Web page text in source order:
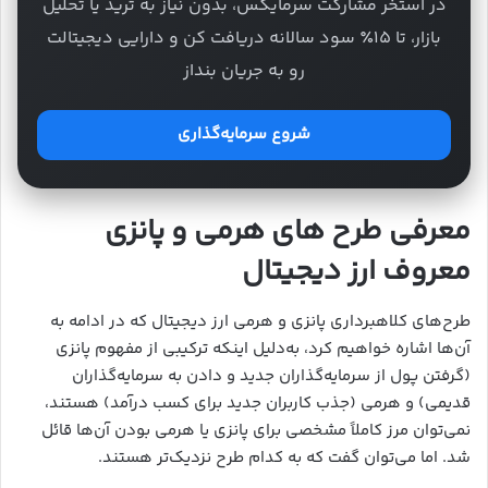
در استخر مشارکت سرمایکس، بدون نیاز به ترید یا تحلیل
بازار، تا ۱۵٪ سود سالانه دریافت کن و دارایی دیجیتالت
رو به جریان بنداز
شروع سرمایه‌گذاری
معرفی طرح های هرمی و پانزی
معروف ارز دیجیتال
طرح‌های کلاهبرداری پانزی و هرمی ارز دیجیتال که در ادامه به
آن‌ها اشاره خواهیم کرد، به‌دلیل اینکه ترکیبی از مفهوم پانزی
(گرفتن پول از سرمایه‌گذاران جدید و دادن به سرمایه‌گذاران
قدیمی) و هرمی (جذب کاربران جدید برای کسب درآمد) هستند،
نمی‌توان مرز کاملاً مشخصی برای پانزی یا هرمی بودن آن‌ها قائل
شد. اما می‌توان گفت که به کدام طرح نزدیک‌تر هستند.